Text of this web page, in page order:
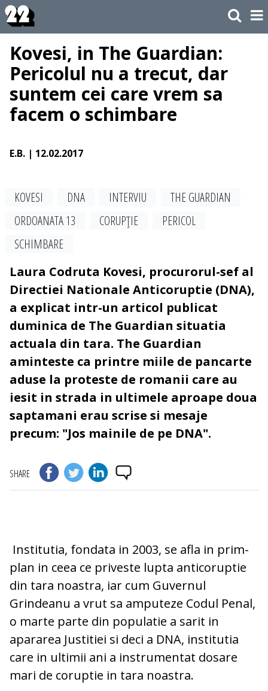
Kovesi, in The Guardian:
Pericolul nu a trecut, dar
suntem cei care vrem sa
facem o schimbare
E.B. | 12.02.2017
KOVESI DNA INTERVIU
THE GUARDIAN
ORDOANATA 13
CORUPŢIE
PERICOL
SCHIMBARE
Laura Codruta Kovesi, procurorul-sef al
Directiei Nationale Anticoruptie (DNA),
a explicat intr-un articol publicat
duminica de The Guardian situatia
actuala din tara. The Guardian
aminteste ca printre miile de pancarte
aduse la proteste de romanii care au
iesit in strada in ultimele aproape doua
saptamani erau scrise si mesaje
precum: "Jos mainile de pe DNA".
SHARE
Institutia, fondata in 2003, se afla in prim-
plan in ceea ce priveste lupta anticoruptie
din tara noastra, iar cum Guvernul
Grindeanu a vrut sa amputeze Codul Penal,
o marte parte din populatie a sarit in
apararea Justitiei si deci a DNA, institutia
care in ultimii ani a instrumentat dosare
mari de coruptie in tara noastra.